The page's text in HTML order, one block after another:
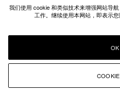
我们使用 cookie 和类似技术来增强网站导
工作。继续使用本网站，即表示您
OK